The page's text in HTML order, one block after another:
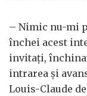
– Nimic nu-mi
închei acest
invitaţi,
intrarea şi
Louis-Claude